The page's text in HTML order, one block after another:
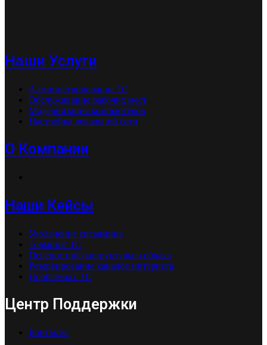
Наши Услуги
Администрирование 1С
Обслуживание рабочих мест
Модернизация компьютеров
Настройка локальной сети
О Компании
Наши Кейсы
Увольнение сисадмина
Тормозит 1С
Перенос инфраструктуры в облака
Резервирование каналов интернета
Проблемы с 1С
Центр Поддержки
Контакты